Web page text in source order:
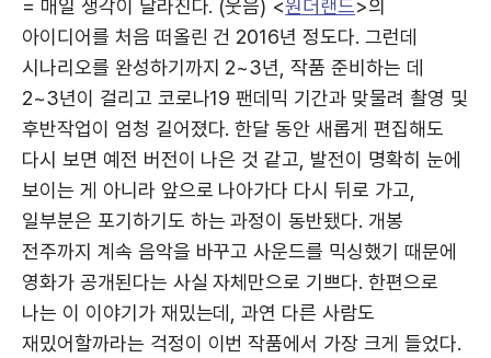
= 매일 생각이 달라진다. (웃음) <원더랜드>의
아이디어를 처음 떠올린 건 2016년 정도다. 그런데
시나리오를 완성하기까지 2~3년, 작품 준비하는 데
2~3년이 걸리고 코로나19 팬데믹 기간과 맞물려 촬영 및
후반작업이 엄청 길어졌다. 한달 동안 새롭게 편집해도
다시 보면 예전 버전이 나은 것 같고, 발전이 명확히 눈에
보이는 게 아니라 앞으로 나아가다 다시 뒤로 가고,
일부분은 포기하기도 하는 과정이 동반됐다. 개봉
전주까지 계속 음악을 바꾸고 사운드를 믹싱했기 때문에
영화가 공개된다는 사실 자체만으로 기쁘다. 한편으로
나는 이 이야기가 재밌는데, 과연 다른 사람도
재밌어할까라는 걱정이 이번 작품에서 가장 크게 들었다.